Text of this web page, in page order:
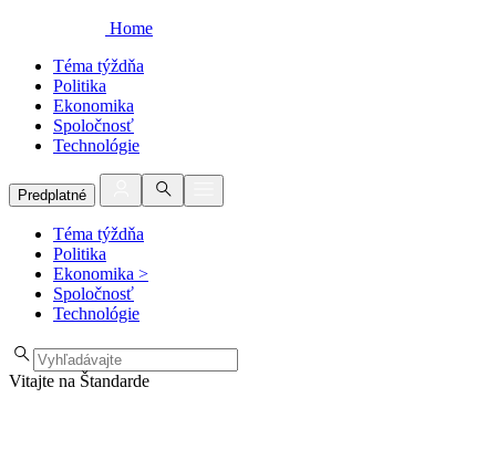
Home
Téma týždňa
Politika
Ekonomika
Spoločnosť
Technológie
Predplatné
Téma týždňa
Politika
Ekonomika >
Spoločnosť
Technológie
Vitajte na Štandarde